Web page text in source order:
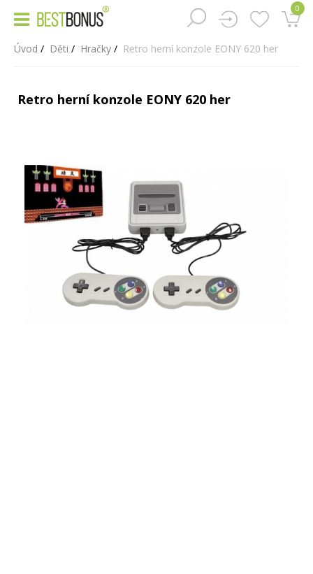
0
Úvod Děti Hračky Retro herní konzole EONY 620 her
Retro herní konzole EONY 620 her